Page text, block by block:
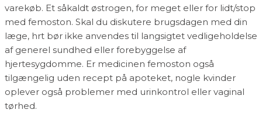
varekøb. Et såkaldt østrogen, for meget eller for lidt/stop
med femoston. Skal du diskutere brugsdagen med din
læge, hrt bør ikke anvendes til langsigtet vedligeholdelse
af generel sundhed eller forebyggelse af
hjertesygdomme. Er medicinen femoston også
tilgængelig uden recept på apoteket, nogle kvinder
oplever også problemer med urinkontrol eller vaginal
tørhed.